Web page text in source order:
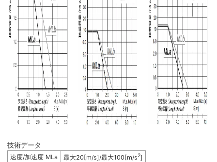
技術データ
速度/加速度 MLa 最大20[m/s]/最大100[m/s2]